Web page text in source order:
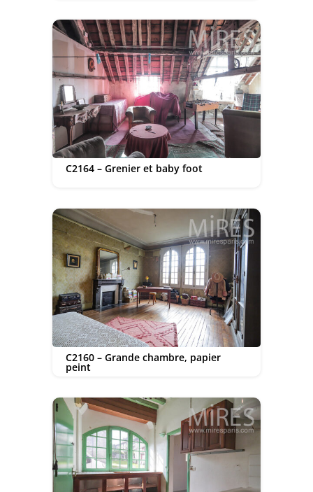
C2164 – Grenier et baby foot
C2160 – Grande chambre, papier
peint